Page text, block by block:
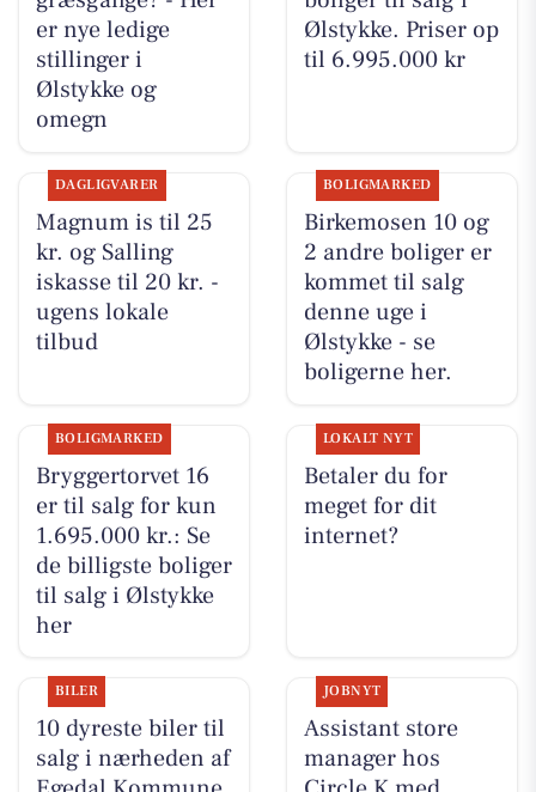
er nye ledige
stillinger i
Ølstykke og
omegn
Ølstykke. Priser op
til 6.995.000 kr
DAGLIGVARER
Magnum is til 25
kr. og Salling
iskasse til 20 kr. -
ugens lokale
tilbud
BOLIGMARKED
Birkemosen 10 og
2 andre boliger er
kommet til salg
denne uge i
Ølstykke - se
boligerne her.
BOLIGMARKED
Bryggertorvet 16
er til salg for kun
1.695.000 kr.: Se
de billigste boliger
til salg i Ølstykke
her
LOKALT NYT
Betaler du for
meget for dit
internet?
BILER
10 dyreste biler til
salg i nærheden af
JOBNYT
Assistant store
manager hos